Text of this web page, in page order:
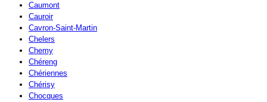
Caumont
Cauroir
Cavron-Saint-Martin
Chelers
Chemy
Chéreng
Chériennes
Chérisy
Chocques